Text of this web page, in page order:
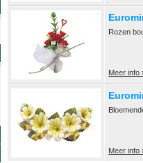
Rozen
Meer info
Meer info